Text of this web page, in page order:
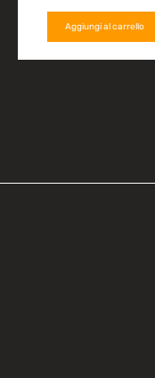
Aggiungi al carrello